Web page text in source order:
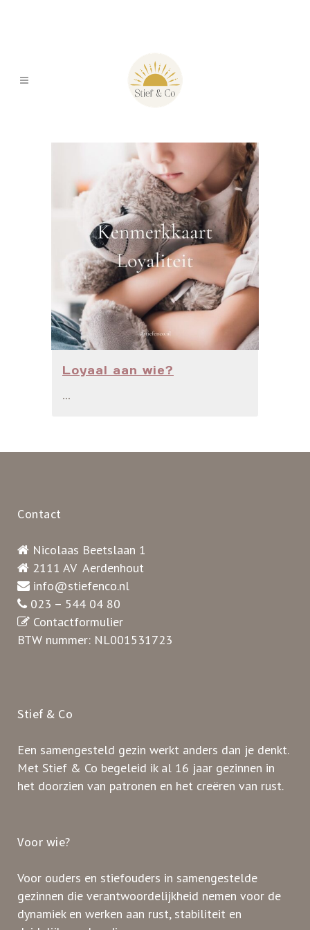
Loyaal aan wie?
...
Contact
Nicolaas Beetslaan 1
2111 AV Aerdenhout
info@stiefenco.nl
023 – 544 04 80
Contactformulier
BTW nummer: NL001531723
Stief & Co
Een samengesteld gezin werkt anders dan je denkt.
Met Stief & Co begeleid ik al 16 jaar gezinnen in
het doorzien van patronen en het creëren van rust.
Voor wie?
Voor ouders en stiefouders in samengestelde
gezinnen die verantwoordelijkheid nemen voor de
dynamiek en werken aan rust, stabiliteit en